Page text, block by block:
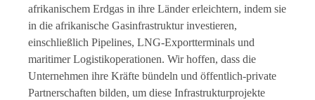
afrikanischem Erdgas in ihre Länder erleichtern, indem sie
in die afrikanische Gasinfrastruktur investieren,
einschließlich Pipelines, LNG-Exportterminals und
maritimer Logistikoperationen. Wir hoffen, dass die
Unternehmen ihre Kräfte bündeln und öffentlich-private
Partnerschaften bilden, um diese Infrastrukturprojekte